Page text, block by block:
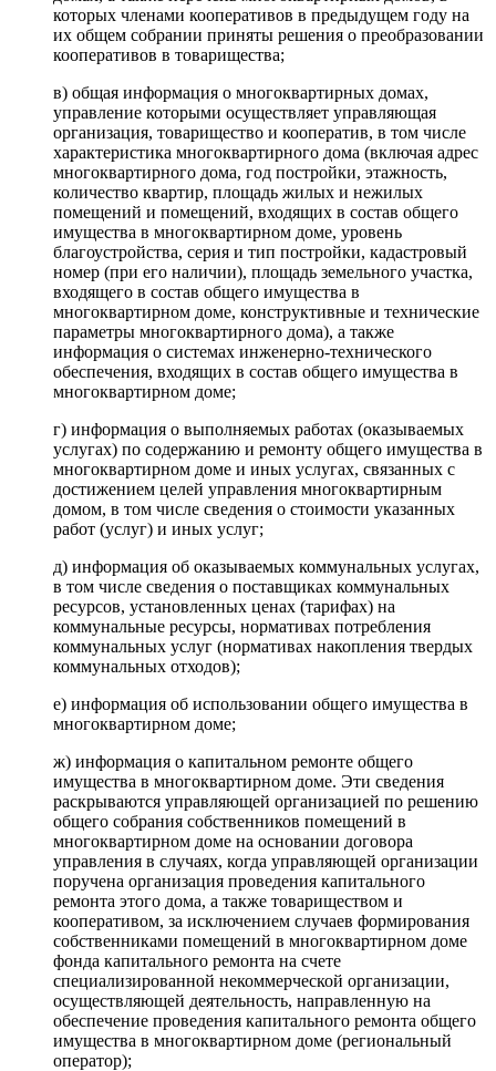
которых членами кооперативов в предыдущем году на
их общем собрании приняты решения о преобразовании
кооперативов в товарищества;
в) общая информация о многоквартирных домах,
управление которыми осуществляет управляющая
организация, товарищество и кооператив, в том числе
характеристика многоквартирного дома (включая адрес
многоквартирного дома, год постройки, этажность,
количество квартир, площадь жилых и нежилых
помещений и помещений, входящих в состав общего
имущества в многоквартирном доме, уровень
благоустройства, серия и тип постройки, кадастровый
номер (при его наличии), площадь земельного участка,
входящего в состав общего имущества в
многоквартирном доме, конструктивные и технические
параметры многоквартирного дома), а также
информация о системах инженерно-технического
обеспечения, входящих в состав общего имущества в
многоквартирном доме;
г) информация о выполняемых работах (оказываемых
услугах) по содержанию и ремонту общего имущества в
многоквартирном доме и иных услугах, связанных с
достижением целей управления многоквартирным
домом, в том числе сведения о стоимости указанных
работ (услуг) и иных услуг;
д) информация об оказываемых коммунальных услугах,
в том числе сведения о поставщиках коммунальных
ресурсов, установленных ценах (тарифах) на
коммунальные ресурсы, нормативах потребления
коммунальных услуг (нормативах накопления твердых
коммунальных отходов);
е) информация об использовании общего имущества в
многоквартирном доме;
ж) информация о капитальном ремонте общего
имущества в многоквартирном доме. Эти сведения
раскрываются управляющей организацией по решению
общего собрания собственников помещений в
многоквартирном доме на основании договора
управления в случаях, когда управляющей организации
поручена организация проведения капитального
ремонта этого дома, а также товариществом и
кооперативом, за исключением случаев формирования
собственниками помещений в многоквартирном доме
фонда капитального ремонта на счете
специализированной некоммерческой организации,
осуществляющей деятельность, направленную на
обеспечение проведения капитального ремонта общего
имущества в многоквартирном доме (региональный
оператор);